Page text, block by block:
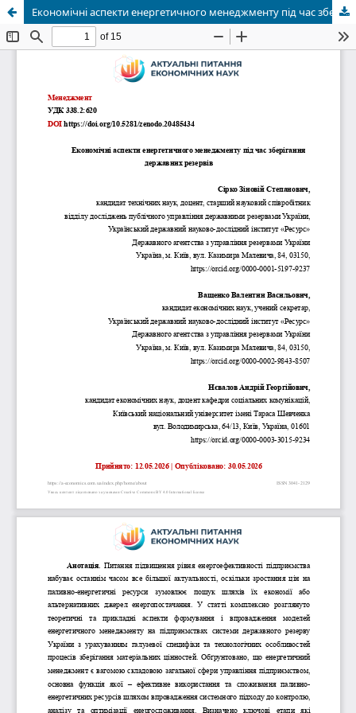
Економічні аспекти енергетичного менеджменту під час зберігання державних резервів